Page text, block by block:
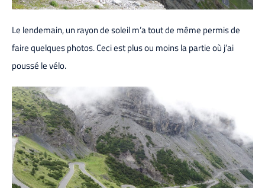
Le lendemain, un rayon de soleil m’a tout de même permis de
faire quelques photos. Ceci est plus ou moins la partie où j’ai
poussé le vélo.